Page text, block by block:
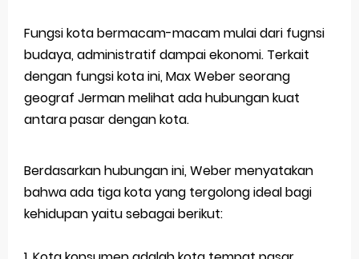
Pembahasan Soal OSN-K Geografi 2025 No 1-5
Bocoran 150 Bank Soal Dasar OSN Geografi 2026 Part 1 [Wajib Baca]
Bencana Banjir Bandang di Sumatra Salah Manusia
50 Latihan Prediksi Soal TKA Sosiologi 2025 + Kunci
Prediksi Soal TKA Geografi Topik Konsep Geografi + Kunci
Fungsi kota bermacam-macam mulai dari fugnsi
budaya, administratif dampai ekonomi. Terkait
dengan fungsi kota ini, Max Weber seorang
geograf Jerman melihat ada hubungan kuat
antara pasar dengan kota.
Berdasarkan hubungan ini, Weber menyatakan
bahwa ada tiga kota yang tergolong ideal bagi
kehidupan yaitu sebagai berikut: